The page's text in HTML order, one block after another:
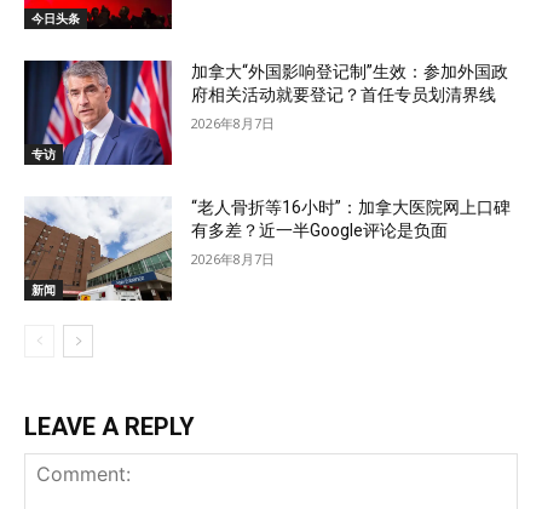
今日头条
专访
加拿大“外国影响登记制”生效：参加外国政
府相关活动就要登记？首任专员划清界线
2026年8月7日
新闻
“老人骨折等16小时”：加拿大医院网上口碑
有多差？近一半Google评论是负面
2026年8月7日
LEAVE A REPLY